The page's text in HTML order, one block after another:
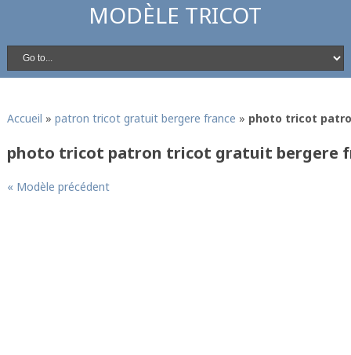
MODÈLE TRICOT
Accueil » patron tricot gratuit bergere france » photo tricot
photo tricot patron tricot gratuit bergere
« Modèle précédent